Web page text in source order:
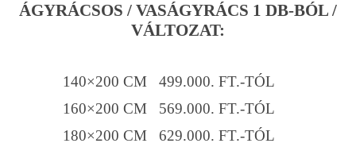
ÁGYRÁCSOS / VASÁGYRÁCS 1 DB-BÓL /
VÁLTOZAT:
140×200 CM 499.000. FT.-TÓL
160×200 CM 569.000. FT.-TÓL
180×200 CM 629.000. FT.-TÓL